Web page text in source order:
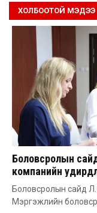
ХОЛБООТОЙ МЭДЭЭ
Боловсролын
компанийн
Боловсролын сайд
Мэргэжлийн